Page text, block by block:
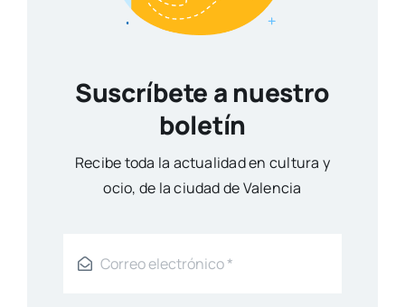
El Centre del Carme pone música
al clásico de Harold Lloyd, «El
hombre mosca»